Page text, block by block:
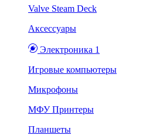
Valve Steam Deck
Аксессуары
Электроника 1
Игровые компьютеры
Микрофоны
МФУ Принтеры
Планшеты